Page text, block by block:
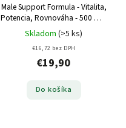
Male Support Formula - Vitalita,
Potencia, Rovnováha - 500 mg,
60 kapsúl
Skladom (>5 ks)
€16,72 bez DPH
€19,90
Do košíka